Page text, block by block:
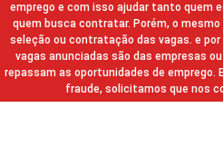
emprego e com isso ajudar tanto quem
quem busca contratar. Porém, o
seleção ou contratação das vagas. e
vagas anunciadas são das empresas
repassam as oportunidades de emprego.
fraude, solicitamos que nos